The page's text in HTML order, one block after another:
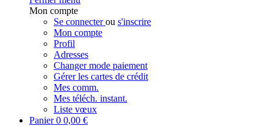
Mon compte
Se connecterou s'inscrire
Mon compte
Profil
Adresses
Changer mode paiement
Gérer les cartes de crédit
Mes comm.
Mes téléch. instant.
Liste vœux
Panier0 0,00 €